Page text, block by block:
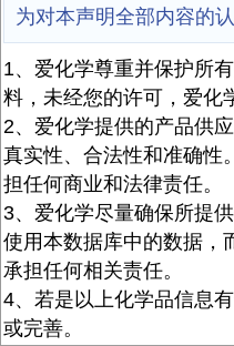
为对本声明全部内容的认
1、爱化学尊重并保护所
料，未经您的许可，爱化
2、爱化学提供的产品供
真实性、合法性和准确性
担任何商业和法律责任。
3、爱化学尽量确保所提
使用本数据库中的数据，
承担任何相关责任。
4、若是以上化学品信息
或完善。